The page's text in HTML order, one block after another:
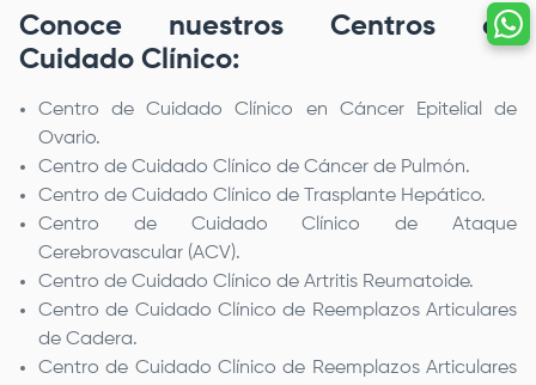
Conoce nuestros Centros de
Cuidado Clínico:
Centro de Cuidado Clínico en Cáncer Epitelial de
Ovario.
Centro de Cuidado Clínico de Cáncer de Pulmón.
Centro de Cuidado Clínico de Trasplante Hepático.
Centro de Cuidado Clínico de Ataque
Cerebrovascular (ACV).
Centro de Cuidado Clínico de Artritis Reumatoide.
Centro de Cuidado Clínico de Reemplazos Articulares
de Cadera.
Centro de Cuidado Clínico de Reemplazos Articulares